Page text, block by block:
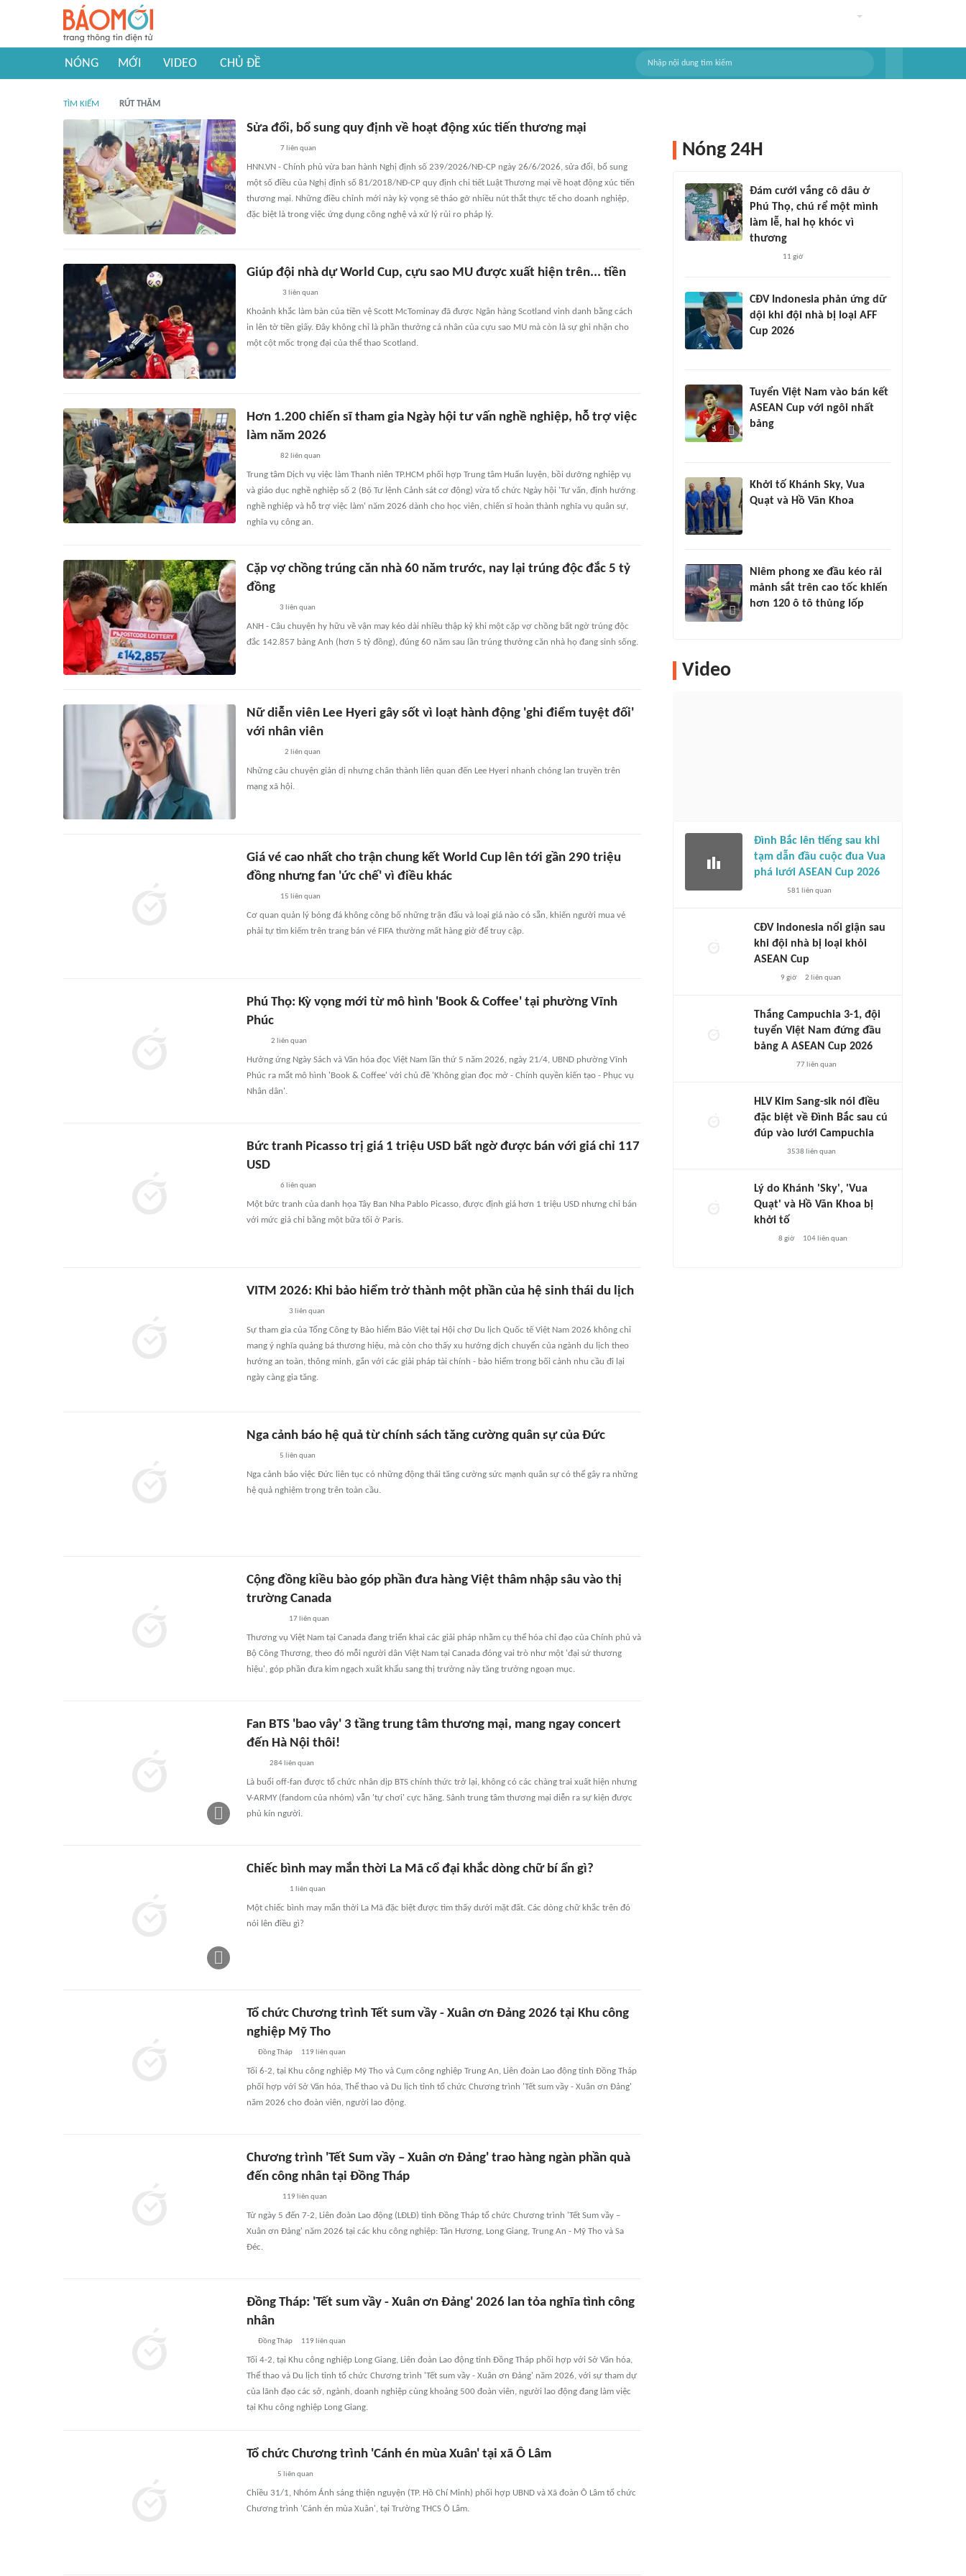
NÓNG MỚI VIDEO CHỦ ĐỀ
TÌM KIẾM RÚT THĂM
Sửa đổi, bổ sung quy định về hoạt động xúc tiến thương mại
7liên quan
HNN.VN - Chính phủ vừa ban hành Nghị định số 239/2026/NĐ-CP ngày 26/6/2026, sửa đổi, bổ sung
một số điều của Nghị định số 81/2018/NĐ-CP quy định chi tiết Luật Thương mại về hoạt động xúc tiến
thương mại. Những điều chỉnh mới này kỳ vọng sẽ tháo gỡ nhiều nút thắt thực tế cho doanh nghiệp,
đặc biệt là trong việc ứng dụng công nghệ và xử lý rủi ro pháp lý.
Giúp đội nhà dự World Cup, cựu sao MU được xuất hiện trên... tiền
3 liên quan
Khoảnh khắc làm bàn của tiền vệ Scott McTominay đã được Ngân hàng Scotland vinh danh bằng cách
in lên tờ tiền giấy. Đây không chỉ là phần thưởng cá nhân của cựu sao MU mà còn là sự ghi nhận cho
một cột mốc trọng đại của thể thao Scotland.
Hơn 1.200 chiến sĩ tham gia Ngày hội tư vấn nghề nghiệp, hỗ trợ việc
làm năm 2026
82 liên quan
Trung tâm Dịch vụ việc làm Thanh niên TP.HCM phối hợp Trung tâm Huấn luyện, bồi dưỡng nghiệp vụ
và giáo dục nghề nghiệp số 2 (Bộ Tư lệnh Cảnh sát cơ động) vừa tổ chức Ngày hội 'Tư vấn, định hướng
nghề nghiệp và hỗ trợ việc làm' năm 2026 dành cho học viên, chiến sĩ hoàn thành nghĩa vụ quân sự,
nghĩa vụ công an.
Cặp vợ chồng trúng căn nhà 60 năm trước, nay lại trúng độc đắc 5 tỷ
đồng
3 liên quan
ANH - Câu chuyện hy hữu về vận may kéo dài nhiều thập kỷ khi một cặp vợ chồng bất ngờ trúng độc
đắc 142.857 bảng Anh (hơn 5 tỷ đồng), đúng 60 năm sau lần trúng thưởng căn nhà họ đang sinh sống.
Nữ diễn viên Lee Hyeri gây sốt vì loạt hành động 'ghi điểm tuyệt đối'
với nhân viên
2 liên quan
Những câu chuyện giản dị nhưng chân thành liên quan đến Lee Hyeri nhanh chóng lan truyền trên
mạng xã hội.
Giá vé cao nhất cho trận chung kết World Cup lên tới gần 290 triệu
đồng nhưng fan 'ức chế' vì điều khác
15 liên quan
Cơ quan quản lý bóng đá không công bố những trận đấu và loại giá nào có sẵn, khiến người mua vé
phải tự tìm kiếm trên trang bán vé FIFA thường mất hàng giờ để truy cập.
Phú Thọ: Kỳ vọng mới từ mô hình 'Book & Coffee' tại phường Vĩnh
Phúc
2 liên quan
Hưởng ứng Ngày Sách và Văn hóa đọc Việt Nam lần thứ 5 năm 2026, ngày 21/4, UBND phường Vĩnh
Phúc ra mắt mô hình 'Book & Coffee' với chủ đề 'Không gian đọc mở - Chính quyền kiến tạo - Phục vụ
Nhân dân'.
Bức tranh Picasso trị giá 1 triệu USD bất ngờ được bán với giá chỉ 117
USD
6 liên quan
Một bức tranh của danh họa Tây Ban Nha Pablo Picasso, được định giá hơn 1 triệu USD nhưng chỉ bán
với mức giá chỉ bằng một bữa tối ở Paris.
VITM 2026: Khi bảo hiểm trở thành một phần của hệ sinh thái du lịch
3 liên quan
Sự tham gia của Tổng Công ty Bảo hiểm Bảo Việt tại Hội chợ Du lịch Quốc tế Việt Nam 2026 không chỉ
mang ý nghĩa quảng bá thương hiệu, mà còn cho thấy xu hướng dịch chuyển của ngành du lịch theo
hướng an toàn, thông minh, gắn với các giải pháp tài chính - bảo hiểm trong bối cảnh nhu cầu đi lại
ngày càng gia tăng.
Nga cảnh báo hệ quả từ chính sách tăng cường quân sự của Đức
5 liên quan
Nga cảnh báo việc Đức liên tục có những động thái tăng cường sức mạnh quân sự có thể gây ra những
hệ quả nghiệm trọng trên toàn cầu.
Cộng đồng kiều bào góp phần đưa hàng Việt thâm nhập sâu vào thị
trường Canada
17 liên quan
Thương vụ Việt Nam tại Canada đang triển khai các giải pháp nhằm cụ thể hóa chỉ đạo của Chính phủ và
Bộ Công Thương, theo đó mỗi người dân Việt Nam tại Canada đóng vai trò như một 'đại sứ thương
hiệu', góp phần đưa kim ngạch xuất khẩu sang thị trường này tăng trưởng ngoạn mục.
Fan BTS 'bao vây' 3 tầng trung tâm thương mại, mang ngay concert
đến Hà Nội thôi!
284 liên quan
Là buổi off-fan được tổ chức nhân dịp BTS chính thức trở lại, không có các chàng trai xuất hiện nhưng
V-ARMY (fandom của nhóm) vẫn 'tự chơi' cực hăng. Sảnh trung tâm thương mại diễn ra sự kiện được
phủ kín người.
Chiếc bình may mắn thời La Mã cổ đại khắc dòng chữ bí ẩn gì?
1 liên quan
Một chiếc bình may mắn thời La Mã đặc biệt được tìm thấy dưới mặt đất. Các dòng chữ khắc trên đó
nói lên điều gì?
Tổ chức Chương trình Tết sum vầy - Xuân ơn Đảng 2026 tại Khu công
nghiệp Mỹ Tho
Đồng Tháp 119 liên quan
Tối 6-2, tại Khu công nghiệp Mỹ Tho và Cụm công nghiệp Trung An, Liên đoàn Lao động tỉnh Đồng Tháp
phối hợp với Sở Văn hóa, Thể thao và Du lịch tỉnh tổ chức Chương trình 'Tết sum vầy - Xuân ơn Đảng'
năm 2026 cho đoàn viên, người lao động.
Chương trình 'Tết Sum vầy – Xuân ơn Đảng' trao hàng ngàn phần quà
đến công nhân tại Đồng Tháp
119 liên quan
Từ ngày 5 đến 7-2, Liên đoàn Lao động (LĐLĐ) tỉnh Đồng Tháp tổ chức Chương trình 'Tết Sum vầy –
Xuân ơn Đảng' năm 2026 tại các khu công nghiệp: Tân Hương, Long Giang, Trung An - Mỹ Tho và Sa
Đéc.
Đồng Tháp: 'Tết sum vầy - Xuân ơn Đảng' 2026 lan tỏa nghĩa tình công
nhân
Đồng Tháp 119 liên quan
Tối 4-2, tại Khu công nghiệp Long Giang, Liên đoàn Lao động tỉnh Đồng Tháp phối hợp với Sở Văn hóa,
Thể thao và Du lịch tỉnh tổ chức Chương trình 'Tết sum vầy - Xuân ơn Đảng' năm 2026, với sự tham dự
của lãnh đạo các sở, ngành, doanh nghiệp cùng khoảng 500 đoàn viên, người lao động đang làm việc
tại Khu công nghiệp Long Giang.
Tổ chức Chương trình 'Cánh én mùa Xuân' tại xã Ô Lâm
5 liên quan
Chiều 31/1, Nhóm Ánh sáng thiện nguyện (TP. Hồ Chí Minh) phối hợp UBND và Xã đoàn Ô Lâm tổ chức
Chương trình 'Cánh én mùa Xuân', tại Trường THCS Ô Lâm.
Nóng 24H
Đám cưới vắng cô dâu ở
Phú Thọ, chú rể một mình
làm lễ, hai họ khóc vì
thương
11 giờ
CĐV Indonesia phản ứng dữ
dội khi đội nhà bị loại AFF
Cup 2026
Tuyển Việt Nam vào bán kết
ASEAN Cup với ngôi nhất
bảng
Khởi tố Khánh Sky, Vua
Quạt và Hồ Văn Khoa
Niêm phong xe đầu kéo rải
mảnh sắt trên cao tốc khiến
hơn 120 ô tô thủng lốp
Video
Đình Bắc lên tiếng sau khi
tạm dẫn đầu cuộc đua Vua
phá lưới ASEAN Cup 2026
581 liên quan
CĐV Indonesia nổi giận sau
khi đội nhà bị loại khỏi
ASEAN Cup
9 giờ 2 liên quan
Thắng Campuchia 3-1, đội
tuyển Việt Nam đứng đầu
bảng A ASEAN Cup 2026
77liên quan
HLV Kim Sang-sik nói điều
đặc biệt về Đình Bắc sau cú
đúp vào lưới Campuchia
3538 liên quan
Lý do Khánh 'Sky', 'Vua
Quạt' và Hồ Văn Khoa bị
khởi tố
8 giờ 104liên quan